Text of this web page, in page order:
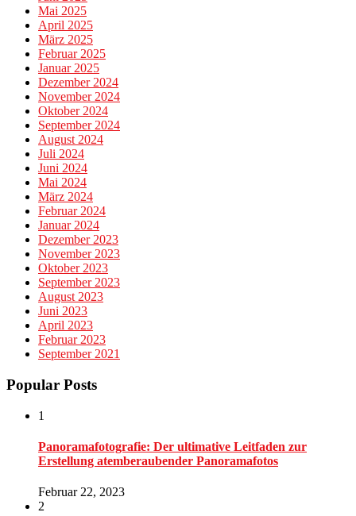
Mai 2025
April 2025
März 2025
Februar 2025
Januar 2025
Dezember 2024
November 2024
Oktober 2024
September 2024
August 2024
Juli 2024
Juni 2024
Mai 2024
März 2024
Februar 2024
Januar 2024
Dezember 2023
November 2023
Oktober 2023
September 2023
August 2023
Juni 2023
April 2023
Februar 2023
September 2021
Popular Posts
1
Panoramafotografie: Der ultimative Leitfaden zur
Erstellung atemberaubender Panoramafotos
Februar 22, 2023
2